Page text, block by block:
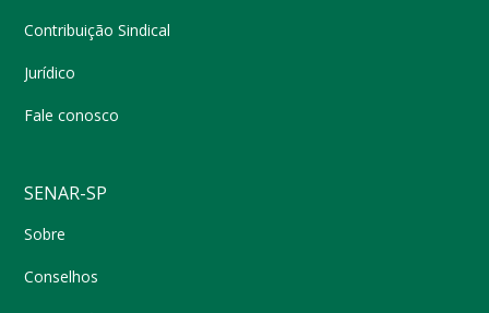
Contribuição Sindical
Jurídico
Fale conosco
SENAR-SP
Sobre
Conselhos